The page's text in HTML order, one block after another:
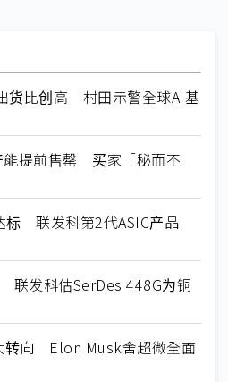
货比创高 村田示警全球AI基
能提前售罄 买家「秘而不
标 联发科第2代ASIC产品
联发科估SerDes 448G为铜
转向 Elon Musk舍超微全面